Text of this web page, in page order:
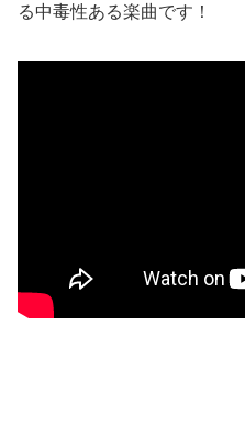
る中毒性ある楽曲です！